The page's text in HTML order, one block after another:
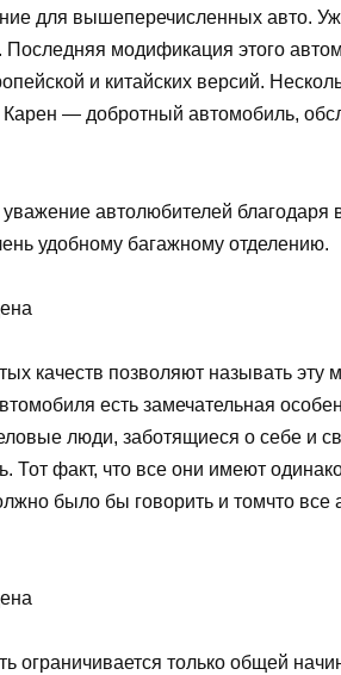
для вышеперечисленных авто.
Последняя модификация этого
и китайских версий.
— добротный автомобиль,
автолюбителей благодаря
удобному багажному отделению.
качеств позволяют называть
есть замечательная
люди, заботящиеся о себе и
Тот факт, что все они имеют
было бы говорить и томчто все
ограничивается только общей